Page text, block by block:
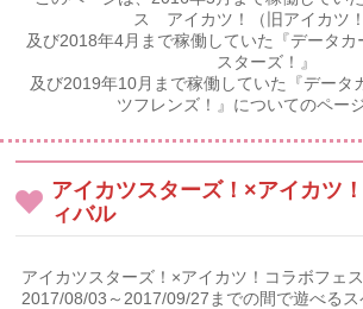
ス アイカツ！（旧アイカツ！
及び2018年4月まで稼働していた『データ
スターズ！』
及び2019年10月まで稼働していた『デー
ツフレンズ！』についてのページ
アイカツスターズ！×アイカツ
ィバル
アイカツスターズ！×アイカツ！コラボフェス
2017/08/03～2017/09/27までの間で遊べる